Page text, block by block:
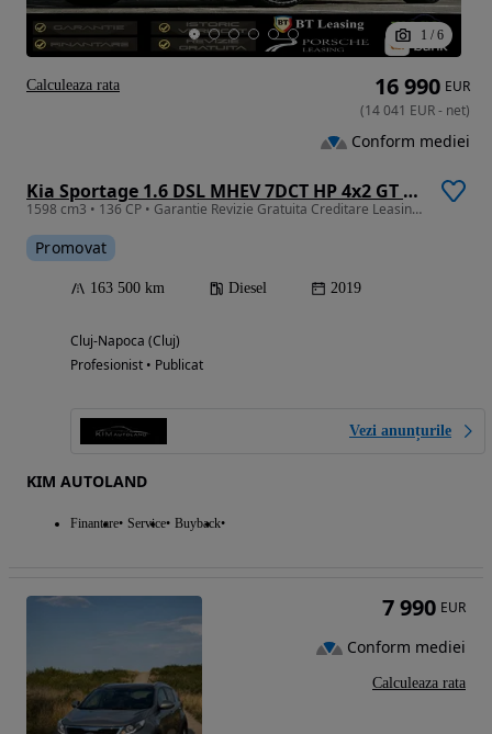
1 / 6
Kia Sportage 1.6 DSL MHEV 7DCT HP 4x2 GT Line
1598 cm3 • 136 CP • Garantie Revizie Gratuita Creditare Leasing Rate Fixe GT LINE
Promovat
163 500 km Diesel 2019
Cluj-Napoca (Cluj)
Profesionist • Publicat
Vezi anunțurile
KIM AUTOLAND
Finantare Service Buyback
16 990 EUR
(14 041 EUR- net)
Conform mediei
Calculeaza rata
7 990 EUR
Conform mediei
Calculeaza rata